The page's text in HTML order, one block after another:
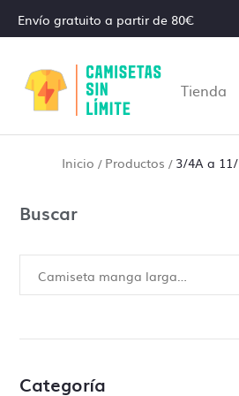
Envío gratuito a partir de 80€
Tienda
Inicio / Productos / 3/4A a
Buscar
Categoría